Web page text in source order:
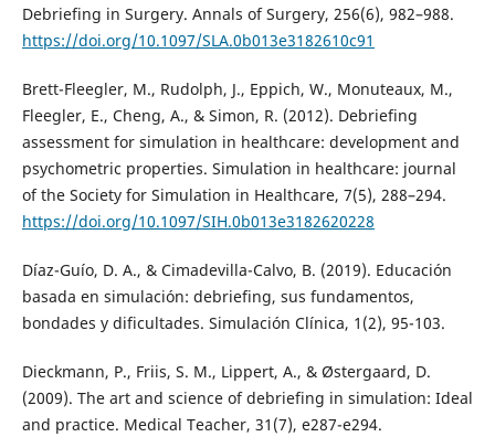
Debriefing in Surgery. Annals of Surgery, 256(6), 982–988.
https://doi.org/10.1097/SLA.0b013e3182610c91
Brett-Fleegler, M., Rudolph, J., Eppich, W., Monuteaux, M.,
Fleegler, E., Cheng, A., & Simon, R. (2012). Debriefing
assessment for simulation in healthcare: development and
psychometric properties. Simulation in healthcare: journal
of the Society for Simulation in Healthcare, 7(5), 288–294.
https://doi.org/10.1097/SIH.0b013e3182620228
Díaz-Guío, D. A., & Cimadevilla-Calvo, B. (2019). Educación
basada en simulación: debriefing, sus fundamentos,
bondades y dificultades. Simulación Clínica, 1(2), 95-103.
Dieckmann, P., Friis, S. M., Lippert, A., & Østergaard, D.
(2009). The art and science of debriefing in simulation: Ideal
and practice. Medical Teacher, 31(7), e287-e294.